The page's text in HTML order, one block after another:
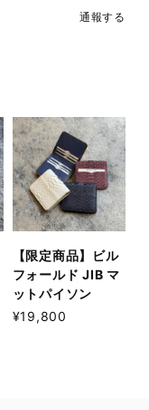
通報する
【限定商品】ビル
フォールド JIB マ
ットパイソン
¥19,800